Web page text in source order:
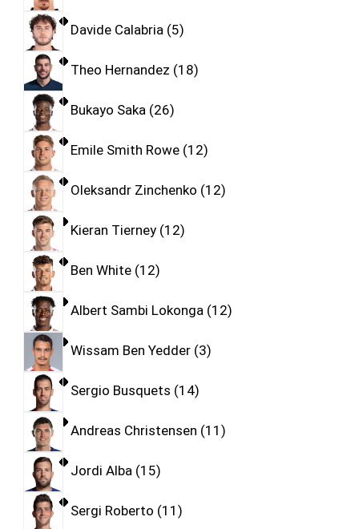
Davide Calabria 5
Theo Hernandez 18
Bukayo Saka 26
Emile Smith Rowe 12
Oleksandr Zinchenko 12
Kieran Tierney 12
Ben White 12
Albert Sambi Lokonga 12
Wissam Ben Yedder 3
Sergio Busquets 14
Andreas Christensen 11
Jordi Alba 15
Sergi Roberto 11